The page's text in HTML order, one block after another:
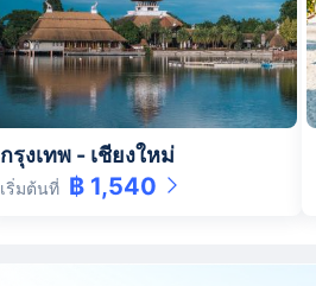
กรุงเทพ - เชียงใหม่
เริ่มต้นที่ ฿ 1,540